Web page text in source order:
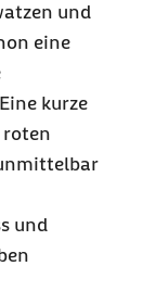
und
eine
kurze
roten
und